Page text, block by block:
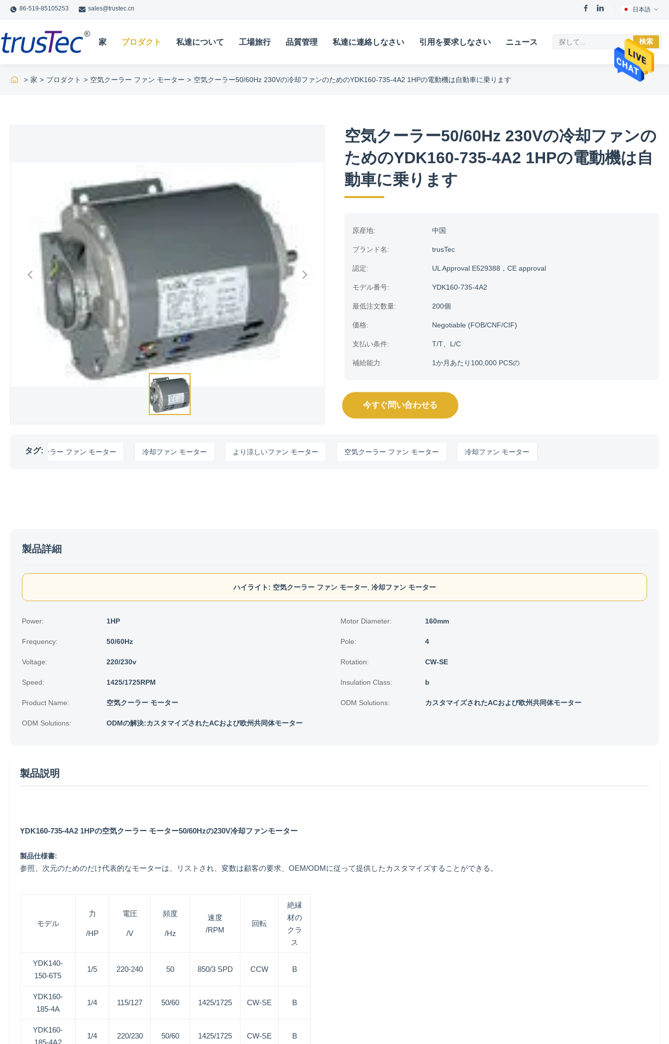
86-519-85105253 sales@trustec.cn 日本語
家 プロダクト 私達について 工場旅行 品質管理 私達に連絡しなさい 引用を要求しなさい ニュース 検索
> 家 > プロダクト > 空気クーラー ファン モーター > 空気クーラー50/60Hz 230Vの冷却ファンのためのYDK160-735-4A2 1HPの電動機は自動車に乗ります
空気クーラー50/60Hz 230Vの冷却ファンの
ためのYDK160-735-4A2 1HPの電動機は自
動車に乗ります
原産地: 中国
ブランド名: trusTec
認定: UL Approval E529388，CE approval
モデル番号: YDK160-735-4A2
最低注文数量: 200個
価格: Negotiable (FOB/CNF/CIF)
支払い条件: T/T、L/C
補給能力: 1か月あたり100,000 PCSの
今すぐ問い合わせる
タグ:
気クーラー ファン モーター 冷却ファン モーター より涼しいファン モーター 空気クーラー ファン モーター 冷却ファン モーター
製品詳細
ハイライト: 空気クーラー ファン モーター, 冷却ファン モーター
Power: 1HP Motor Diameter: 160mm
Frequency: 50/60Hz Pole: 4
Voltage: 220/230v Rotation: CW-SE
Speed: 1425/1725RPM Insulation Class: b
Product Name: 空気クーラー モーター ODM Solutions: カスタマイズされたACおよび欧州共同体モーター
ODM Solutions: ODMの解決:カスタマイズされたACおよび欧州共同体モーター
製品説明
YDK160-735-4A2 1HPの空気クーラー モーター50/60Hzの230V冷却ファンモーター
製品仕様書:
参照、次元のためのだけ代表的なモーターは、リストされ、変数は顧客の要求、OEM/ODMに従って提供したカスタマイズすることができる。
モデル
力
/HP
電圧
/V
頻度
/Hz
速度
/RPM
回転
絶縁
材の
クラ
ス
YDK140-
150-6T5
1/5 220-240 50 850/3 SPD CCW B
YDK160-
185-4A
1/4 115/127 50/60 1425/1725 CW-SE B
YDK160-
185-4A2
1/4 220/230 50/60 1425/1725 CW-SE B